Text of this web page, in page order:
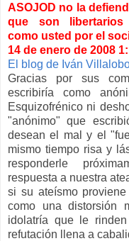
ASOJOD no la
que son libertarios
como usted por el
14 de enero de 2008
El blog de Iván
Gracias por sus
escribiría como
Esquizofrénico ni
"anónimo" que
desean el mal y el
mismo tiempo risa y
responderle
respuesta a nuestra
si su ateísmo
como una distorsión
idolatría que le
refutación llena a